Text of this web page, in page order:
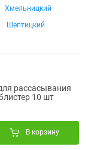
Хмельницкий
Шептицкий
рассасывания
10 шт
В корзину